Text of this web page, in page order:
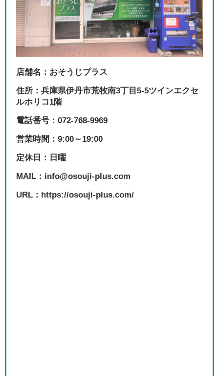
店舗名：おそうじプラス
住所：兵庫県伊丹市荒牧南3丁目5-5ツインエクセ
ルホリコ1階
電話番号：072-768-9969
営業時間：9:00～19:00
定休日：日曜
MAIL：info@osouji-plus.com
URL：https://osouji-plus.com/